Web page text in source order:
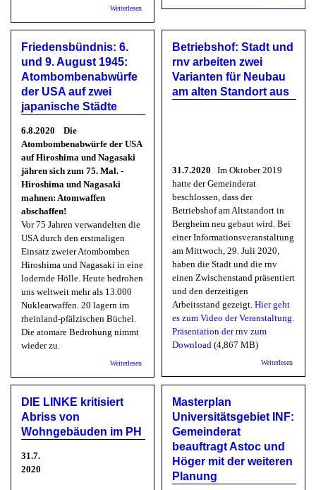
Weiterlesen
Friedensbündnis: 6.
und 9. August 1945:
Atombombenabwürfe
der USA auf zwei
japanische Städte
6.8.2020 Die
Atombombenabwürfe der USA
auf Hiroshima und Nagasaki
jähren sich zum 75. Mal. -
Hiroshima und Nagasaki
mahnen: Atomwaffen
abschaffen!
Vor 75 Jahren verwandelten die
USA durch den erstmaligen
Einsatz zweier Atombomben
Hiroshima und Nagasaki in eine
lodernde Hölle. Heute bedrohen
uns weltweit mehr als 13.000
Nuklearwaffen. 20 lagern im
rheinland-pfälzischen Büchel.
Die atomare Bedrohung nimmt
wieder zu.
Weiterlesen über Friedensbündnis: 6. und 9. August 1945:
Betriebshof: Stadt und
rnv arbeiten zwei
Varianten für Neubau
am alten Standort aus
31.7.2020
Im Oktober 2019
hatte der Gemeinderat
beschlossen, dass der
Betriebshof am Altstandort in
Bergheim neu gebaut wird. Bei
einer Informationsveranstaltung
am Mittwoch, 29. Juli 2020,
haben die Stadt und die rnv
einen Zwischenstand präsentiert
und den derzeitigen
Arbeitsstand gezeigt. Hier geht
es zum Video der Veranstaltung.
Präsentation der rnv zum
Download (4,867 MB)
Weiterlesen
für
DIE LINKE kritisiert
Abriss von
Wohngebäuden im PH
31.7.
2020
Masterplan
Universitätsgebiet INF:
Gemeinderat
beauftragt Astoc und
Höger mit der weiteren
Planung